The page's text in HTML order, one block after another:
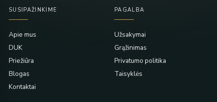
SUSIPAŽINKIME
Apie mus
DUK
Priežiūra
Blogas
Kontaktai
PAGALBA
Užsakymai
Grąžinimas
Privatumo politika
Taisyklės